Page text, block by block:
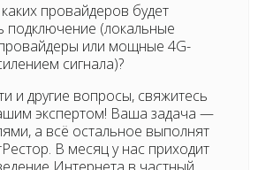
провайдеров будет
подключение (локальные
или мощные 4G-
сигнала)?
и другие вопросы, свяжитесь
экспертом! Ваша задача —
а всё остальное выполнят
В месяц у нас приходит